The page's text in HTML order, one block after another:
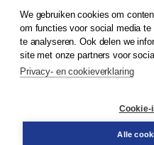
© 2026Koninklijke Boom
Klantenservice
Service & informatie
Contact
We gebruiken cookies om
om functies voor social media
te analyseren. Ook delen we
site met onze partners voor
Privacy- en cookieverklaring
Cookie-
Alle